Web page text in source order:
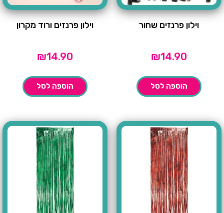
וילון פרנזים שחור
₪14.90
הוספה לסל
וילון פרנזים ורוד מקרון
₪14.90
הוספה לסל